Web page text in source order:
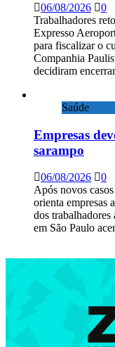
06/08/2026
0
Trabalhadores
Expresso
para fiscalizar o
Companhia
decidiram
Saúde
Empresas
sarampo
06/08/2026
0
Após novos
orienta empresas
dos trabalhadores
em São Paulo